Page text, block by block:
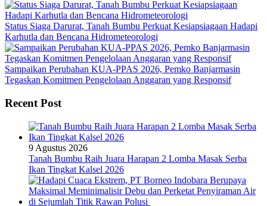
Status Siaga Darurat, Tanah Bumbu Perkuat Kesiapsiagaan Hadapi
Karhutla dan Bencana Hidrometeorologi
Sampaikan Perubahan KUA-PPAS 2026, Pemko Banjarmasin
Tegaskan Komitmen Pengelolaan Anggaran yang Responsif
Recent Post
9 Agustus 2026
Tanah Bumbu Raih Juara Harapan 2 Lomba Masak Serba
Ikan Tingkat Kalsel 2026